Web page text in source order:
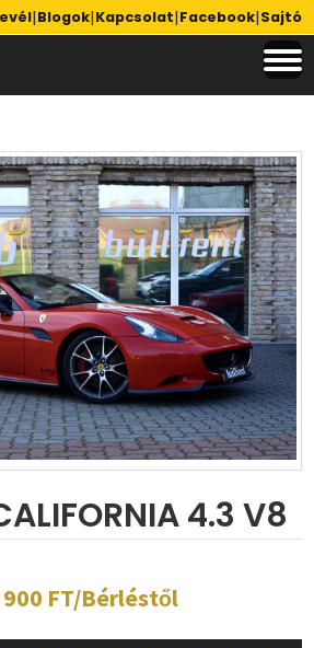
|Blogok|Kapcsolat|Facebook|Sajtó
4.3 V8
900 FT/Bérléstől